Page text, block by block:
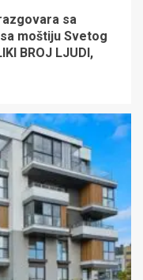
sa
moštiju Svetog
BROJ LJUDI,